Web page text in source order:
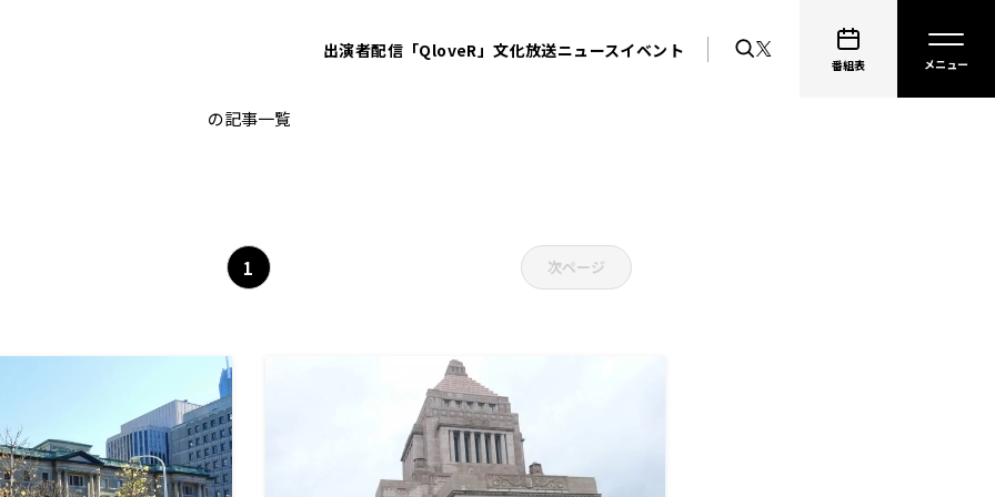
出演者配信「QloveR」文化放送ニュースイベント
番組表
の記事一覧
1 次ページ